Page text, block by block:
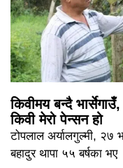
किवीमय बन्दै
किवी मेरो पेन्सन हो
टोपलाल अर्यालगुल्मी, २७
बहादुर थापा ५५ बर्षका भए